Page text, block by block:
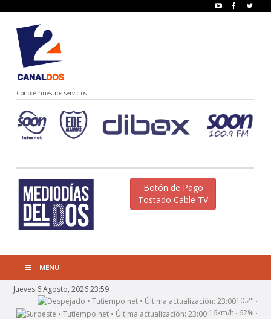
Conocé nuestros servicios
Botón de Pago
Tostado Cable TV
MENU
Jueves 6 Agosto, 2026 23:59
10.2° •
16km/h • 62% •